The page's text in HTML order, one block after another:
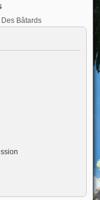
Bâtards